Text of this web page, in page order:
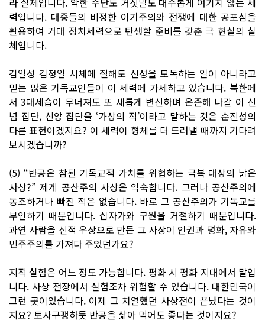
력입니다. 대중들의 비정한 이기주의와 전쟁에 대한 공포심을
활용하여 거대 정치세력으로 탄생할 준비를 갖춘 극 현실의 실
체입니다.
김일성 김정일 시체에 절해도 신성을 모독하는 일이 아니라고
믿는 많은 기독교인들이 이 세력에 가세하고 있습니다. 북한에
서 3대세습이 무너져도 또 새롭게 변신하며 온존해 나갈 이 신
념 집단, 신앙 집단을 ‘가상의 적’이라고 말하는 것은 순진성의
다른 표현이겠지요? 이 세력이 형체를 더 드러낼 때까지 기다려
보시겠습니까?
(5) “반공은 참된 기독교적 가치를 위협하는 극복 대상의 낡은
사상?” 제게 공산주의 사상은 익숙합니다. 그러나 공산주의에
동조하거나 빠진 적은 없습니다. 바로 그 공산주의가 기독교를
부인하기 때문입니다. 십자가와 구원을 거절하기 때문입니다.
과연 사람을 신적 우상으로 만든 그 사상이 인권과 평화, 자유와
민주주의를 가져다 주었던가요?
지적 실험은 어느 정도 가능합니다. 평화 시 평화 지대에서 말입
니다. 사상 전장에서 실험조차 위험할 수 있습니다. 대한민국이
그런 곳이었습니다. 이제 그 치열했던 사상전이 끝났다는 것이
지요? 토사구팽하듯 반공을 삶아 먹어도 좋다는 것이지요?